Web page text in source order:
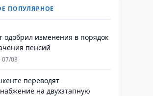
ПОПУЛЯРНОЕ
одобрил изменения в порядок
пенсий
07/08
переводят
на двухэтапную